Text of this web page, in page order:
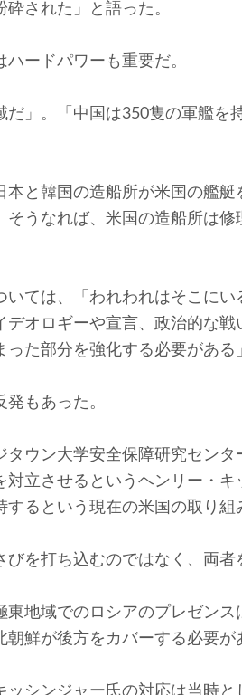
された」と語った。
ードパワーも重要だ。
」。「中国は350隻の軍艦を
と韓国の造船所が米国の艦艇
そうなれば、米国の造船所は
ては、「われわれはそこにい
デオロギーや宣言、政治的な戦
た部分を強化する必要がある
もあった。
ウン大学安全保障研究センタ
対立させるというヘンリー・
るという現在の米国の取り組
を打ち込むのではなく、両者
地域でのロシアのプレゼンス
鮮が後方をカバーする必要が
シンジャー氏の対応は当時と